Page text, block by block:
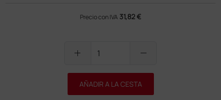
Precio con IVA 31,82 €
add remove
AÑADIR A LA CESTA